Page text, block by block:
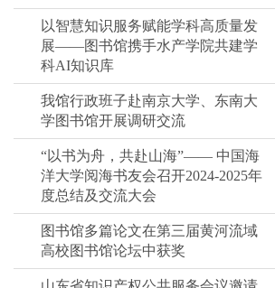
以智慧知识服务赋能学科高质量发
展——图书馆携手水产学院共建学
科AI知识库
我馆行政班子赴南京大学、东南大
学图书馆开展调研交流
“以书为舟，共赴山海”—— 中国海
洋大学阅海书友会召开2024-2025年
度总结及交流大会
图书馆多篇论文在第三届黄河流域
高校图书馆论坛中获奖